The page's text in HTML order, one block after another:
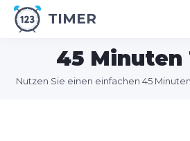
TIMER
45 Minuten
Nutzen Sie einen einfachen 45